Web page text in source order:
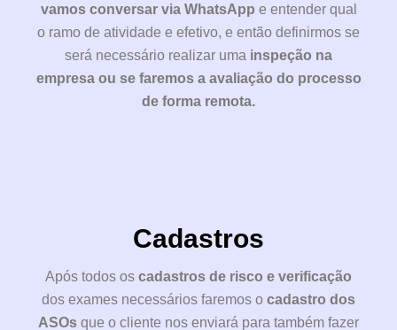
vamos conversar via WhatsApp e entender qual
o ramo de atividade e efetivo, e então definirmos se
será necessário realizar uma inspeção na
empresa ou se faremos a avaliação do processo
de forma remota.
Cadastros
Após todos os cadastros de risco e verificação
dos exames necessários faremos o cadastro dos
ASOs que o cliente nos enviará para também fazer